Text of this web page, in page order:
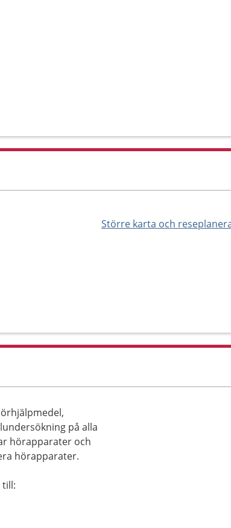
Större karta och
på alla
hörapparater och
hörapparater.
till: